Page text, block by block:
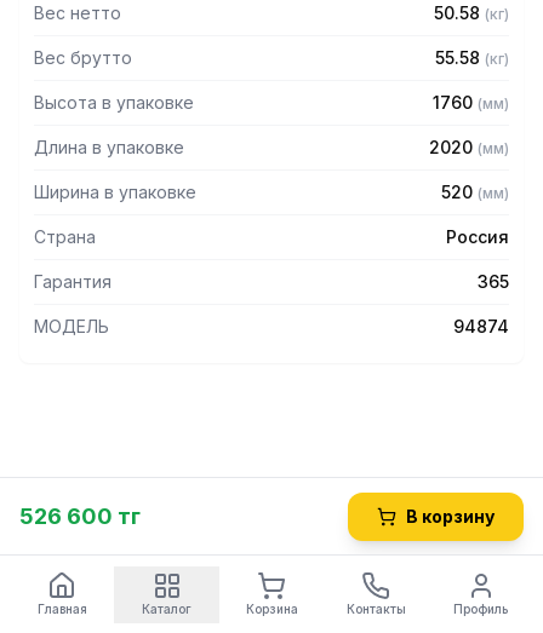
Вес нетто 50.58 (кг)
Вес брутто 55.58 (кг)
Высота в упаковке 1760 (мм)
Длина в упаковке 2020 (мм)
Ширина в упаковке 520 (мм)
Страна Россия
Гарантия 365
МОДЕЛЬ 94874
526 600 тг В корзину
Главная Каталог Корзина Контакты Профиль